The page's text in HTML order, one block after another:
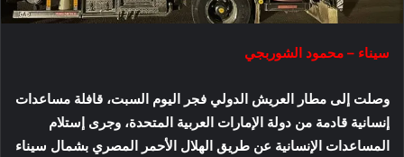
سيناء – محمود الشوربجي
وصلت إلى مطار العريش الدولي فجر اليوم السبت، قافلة مساعدات
إنسانية قادمة من دولة الإمارات العربية المتحدة، وجرى إستلام
المساعدات الإنسانية عن طريق الهلال الأحمر المصري بشمال سيناء